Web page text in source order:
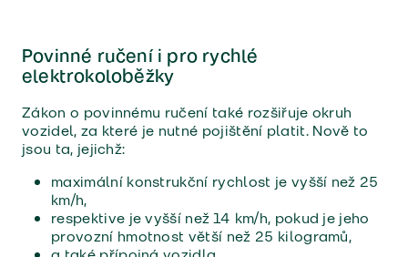
Povinné ručení i pro rychlé
elektrokoloběžky
Zákon o povinnému ručení také rozšiřuje okruh
vozidel, za které je nutné pojištění platit. Nově to
jsou ta, jejichž:
maximální konstrukční rychlost je vyšší než 25
km/h,
respektive je vyšší než 14 km/h, pokud je jeho
provozní hmotnost větší než 25 kilogramů,